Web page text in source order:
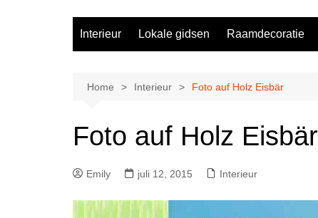
Interieur Lokale gidsen Raamdecoratie
Home Interieur Foto auf Holz Eisbär
Foto auf Holz Eisbär
Emily juli 12, 2015 Interieur